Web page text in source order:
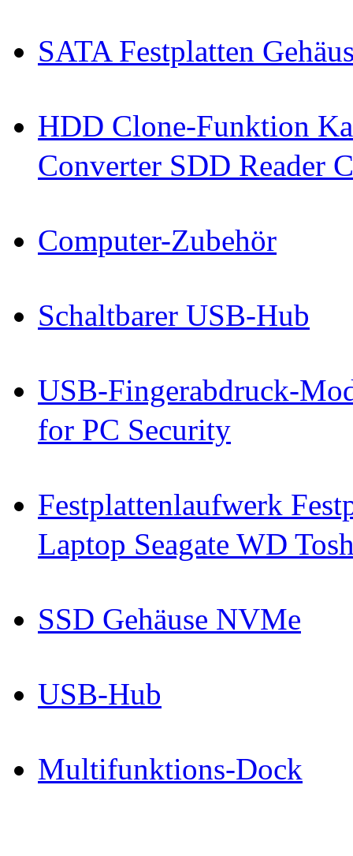
SATA Festplatten
HDD Clone-Funktion
Converter SDD Reader
Computer-Zubehör
Schaltbarer USB-Hub
USB-Fingerabdruck-
for PC Security
Festplattenlaufwerk
Laptop Seagate WD
SSD Gehäuse NVMe
USB-Hub
Multifunktions-Dock